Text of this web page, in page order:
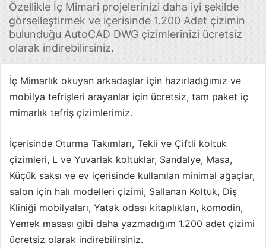
Özellikle İç Mimari projelerinizi daha iyi şekilde
görselleştirmek ve içerisinde 1.200 Adet çizimin
bulunduğu AutoCAD DWG çizimlerinizi ücretsiz
olarak indirebilirsiniz.
İç Mimarlık okuyan arkadaşlar için hazırladığımız ve
mobilya tefrişleri arayanlar için ücretsiz, tam paket iç
mimarlık tefriş çizimlerimiz.
İçerisinde Oturma Takımları, Tekli ve Çiftli koltuk
çizimleri, L ve Yuvarlak koltuklar, Sandalye, Masa,
Küçük saksı ve ev içerisinde kullanılan minimal ağaçlar,
salon için halı modelleri çizimi, Sallanan Koltuk, Diş
Kliniği mobilyaları, Yatak odası kitaplıkları, komodin,
Yemek masası gibi daha yazmadığım 1.200 adet çizimi
ücretsiz olarak indirebilirsiniz.